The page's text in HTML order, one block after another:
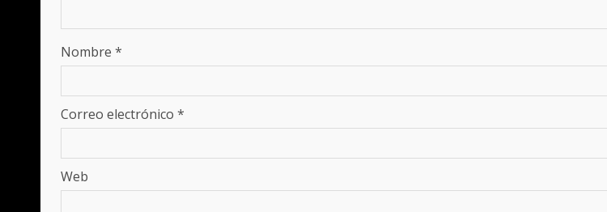
Nombre *
Correo electrónico *
Web